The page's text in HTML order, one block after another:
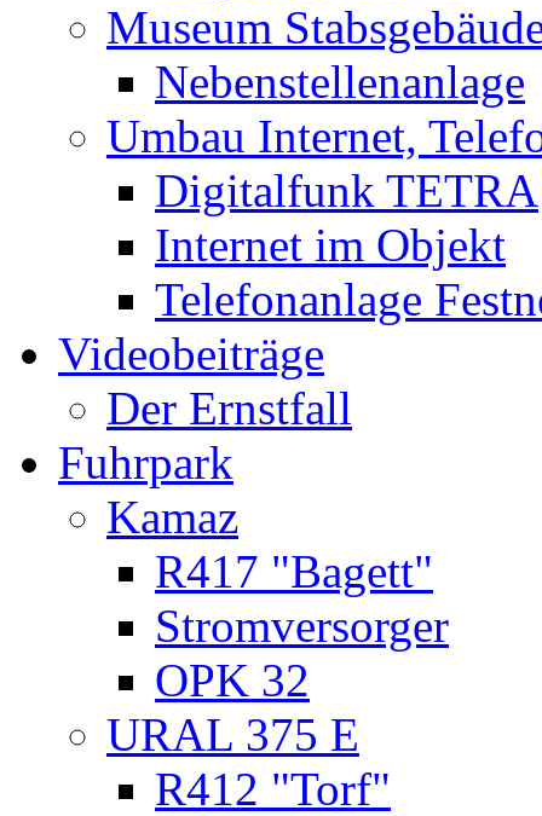
Museum
Nebenstellenanlage
Umbau Internet,
Digitalfunk TETRA
Internet im Objekt
Telefonanlage
Videobeiträge
Der Ernstfall
Fuhrpark
Kamaz
R417 "Bagett"
Stromversorger
OPK 32
URAL 375 E
R412 "Torf"